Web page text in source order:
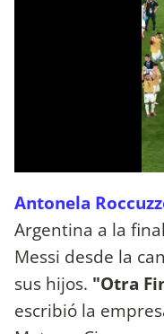
Antonela
Argentina a la
Messi desde la
sus hijos. "Otra
escribió la